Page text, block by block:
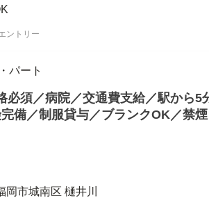
ントリー
パート
必須／病院／交通費支給／駅から5
備／制服貸与／ブランクOK／禁
岡市城南区 樋井川